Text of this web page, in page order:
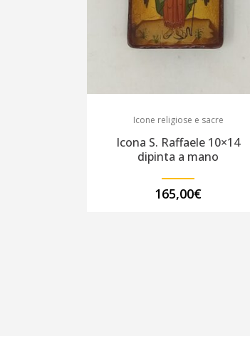
Icone religiose e sacre
Icona S. Raffaele 10×14
dipinta a mano
165,00€